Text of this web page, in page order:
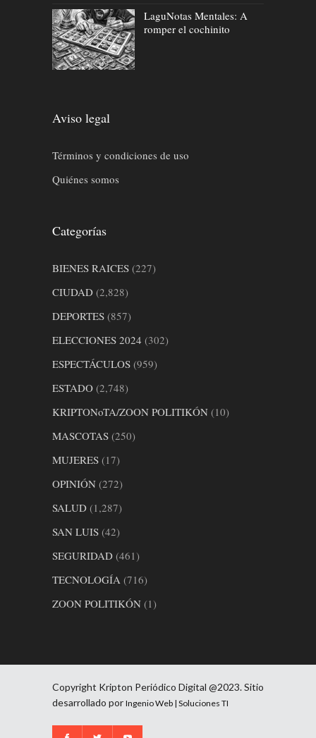
LaguNotas Mentales: A
romper el cochinito
Aviso legal
Términos y condiciones de uso
Quiénes somos
Categorías
BIENES RAICES (227)
CIUDAD (2,828)
DEPORTES (857)
ELECCIONES 2024 (302)
ESPECTÁCULOS (959)
ESTADO (2,748)
KRIPTONoTA/ZOON POLITIKÓN (10)
MASCOTAS (250)
MUJERES (17)
OPINIÓN (272)
SALUD (1,287)
SAN LUIS (42)
SEGURIDAD (461)
TECNOLOGÍA (716)
ZOON POLITIKÓN (1)
Copyright Kripton Periódico Digital @2023. Sitio
desarrollado por Ingenio Web | Soluciones TI